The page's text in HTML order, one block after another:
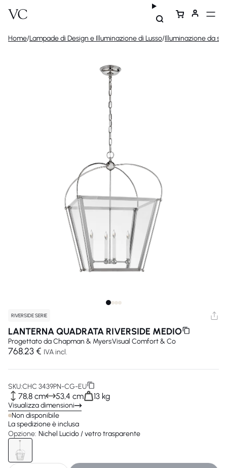
Home/Lampade di Design e Illuminazione di Lusso/Illuminazione da
RIVERSIDE SERIE
LANTERNA QUADRATA RIVERSIDE MEDIO
Progettato daChapman & MyersVisual Comfort & Co
768.23 € IVA incl.
SKU:CHC 3439PN-CG-EU
78,8 cm 53,4 cm 13 kg
Visualizza dimensioni
Non disponibile
La spedizione è inclusa
Opzione: Nichel Lucido / vetro trasparente